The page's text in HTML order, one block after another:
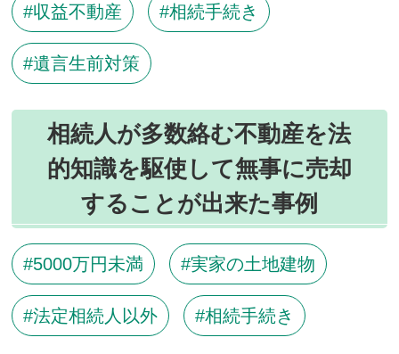
収益不動産 相続手続き
遺言生前対策
相続人が多数絡む不動産を法
的知識を駆使して無事に売却
することが出来た事例
5000万円未満 実家の土地建物
法定相続人以外 相続手続き